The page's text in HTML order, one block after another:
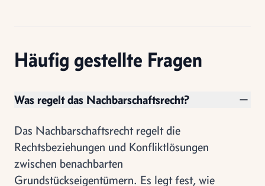
Häufig gestellte Fragen
Was regelt das Nachbarschaftsrecht?
Das Nachbarschaftsrecht regelt die
Rechtsbeziehungen und Konfliktlösungen
zwischen benachbarten
Grundstückseigentümern. Es legt fest, wie